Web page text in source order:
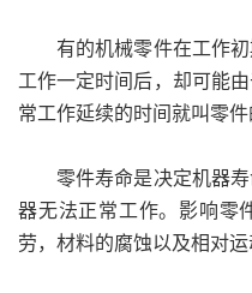
有的机械零件在工作初
工作一定时间后，却可能
常工作延续的时间就叫零件
零件寿命是决定机器寿
器无法正常工作。影响零
劳，材料的腐蚀以及相对运